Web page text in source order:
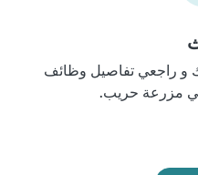
و راجعي تفاصيل وظائف
مزرعة حريب.